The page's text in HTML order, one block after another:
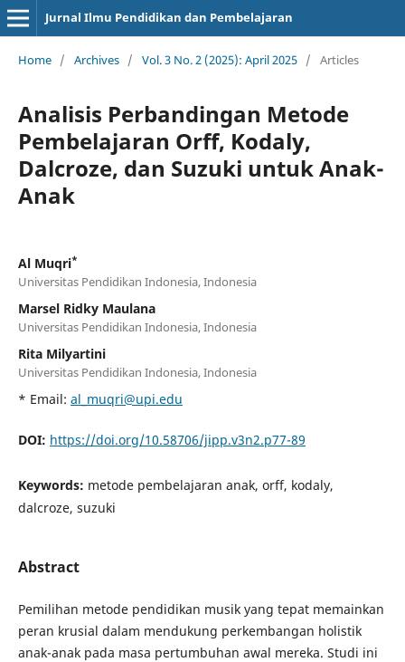
Jurnal Ilmu Pendidikan dan Pembelajaran
Home / Archives / Vol. 3 No. 2 (2025): April 2025 / Articles
Analisis Perbandingan Metode
Pembelajaran Orff, Kodaly,
Dalcroze, dan Suzuki untuk Anak-
Anak
Al Muqri*
Universitas Pendidikan Indonesia, Indonesia
Marsel Ridky Maulana
Universitas Pendidikan Indonesia, Indonesia
Rita Milyartini
Universitas Pendidikan Indonesia, Indonesia
* Email: al_muqri@upi.edu
DOI: https://doi.org/10.58706/jipp.v3n2.p77-89
Keywords: metode pembelajaran anak, orff, kodaly,
dalcroze, suzuki
Abstract
Pemilihan metode pendidikan musik yang tepat memainkan
peran krusial dalam mendukung perkembangan holistik
anak-anak pada masa pertumbuhan awal mereka. Studi ini